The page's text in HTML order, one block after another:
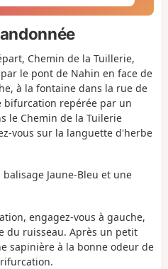
Chemin de la Tuillerie,
le pont de Nahin en face de
à la fontaine dans la rue de
bifurcation repérée par un
le Chemin de la Tuilerie
vous sur la languette d'herbe
Jaune-Bleu et une
engagez-vous à gauche,
du ruisseau. Après un petit
sapinière à la bonne odeur de